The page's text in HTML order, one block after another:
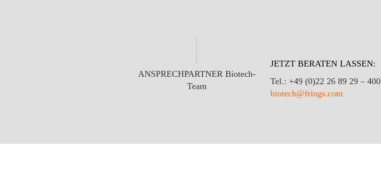
ANSPRECHPARTNER Biotech-
Team
JETZT BERATEN LASSEN:
Tel.: +49 (0)22 26 89 29 – 400
biotech@frings.com